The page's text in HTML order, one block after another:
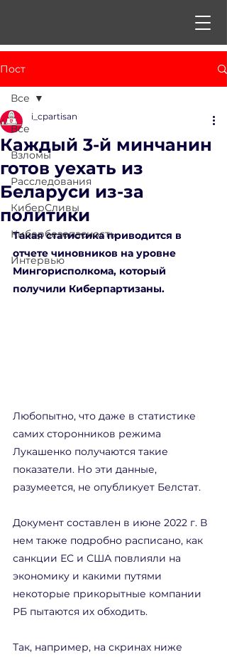
Пост
Все
Взломы
Расследования
КиберСливы
Кибербезопасность
Интервью
Все
Каждый 3-й минчанин
готов уехать из
Беларуси из-за
политики
i_cpartisan
Такая статистика приводится в
отчете чиновников на уровне
Мингорисполкома, который
получили Киберпартизаны.
Любопытно, что даже в статистике
самих сторонников режима
Лукашенко получаются такие
показатели. Но эти данные,
разумеется, не опубликует Белстат.
Документ составлен в июне 2022 г. В
нем также подробно расписано, как
санкции ЕС и США повлияли на
экономику и какими путями
некоторые прикорытные компании
РБ пытаются их обходить.
Так, например, на скринах ниже